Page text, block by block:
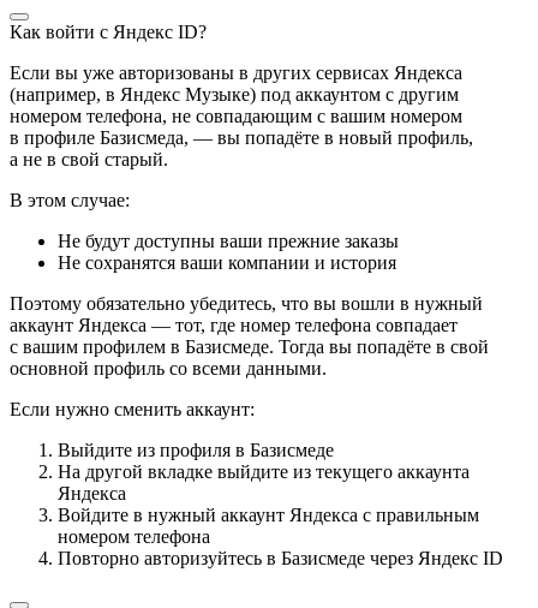
Как войти с Яндекс ID?
Если вы уже авторизованы в других сервисах Яндекса
(например, в Яндекс Музыке) под аккаунтом с другим
номером телефона, не совпадающим с вашим номером
в профиле Базисмеда, — вы попадёте в новый профиль,
а не в свой старый.
В этом случае:
Не будут доступны ваши прежние заказы
Не сохранятся ваши компании и история
Поэтому обязательно убедитесь, что вы вошли в нужный
аккаунт Яндекса — тот, где номер телефона совпадает
с вашим профилем в Базисмеде. Тогда вы попадёте в свой
основной профиль со всеми данными.
Если нужно сменить аккаунт:
Выйдите из профиля в Базисмеде
На другой вкладке выйдите из текущего аккаунта
Яндекса
Войдите в нужный аккаунт Яндекса с правильным
номером телефона
Повторно авторизуйтесь в Базисмеде через Яндекс ID